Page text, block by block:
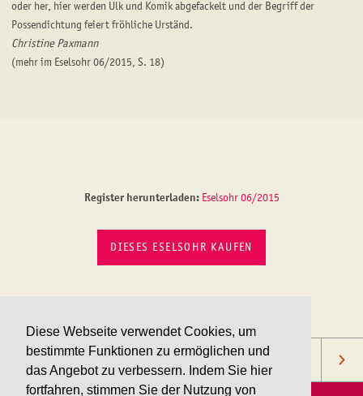
Diese Webseite verwendet Cookies, um
bestimmte Funktionen zu ermöglichen und
das Angebot zu verbessern. Indem Sie hier
fortfahren, stimmen Sie der Nutzung von
oder her, hier werden Ulk und Komik abgefackelt und der Begriff der
Possendichtung feiert fröhliche Urständ.
Christine Paxmann
(mehr im Eselsohr 06/2015, S. 18)
Register herunterladen: Eselsohr 06/2015
DIESES ESELSOHR KAUFEN